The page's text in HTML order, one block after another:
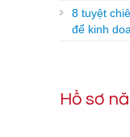
8 tuyệt
để kinh
Hồ sơ